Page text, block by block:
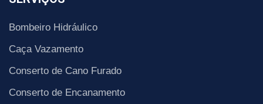
Bombeiro Hidráulico
Caça Vazamento
Conserto de Cano Furado
Conserto de Encanamento